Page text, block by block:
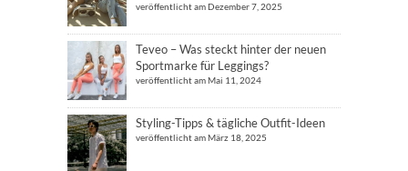
veröffentlicht am Dezember 7, 2025
Teveo – Was steckt hinter der neuen
Sportmarke für Leggings?
veröffentlicht am Mai 11, 2024
Styling-Tipps & tägliche Outfit-Ideen
veröffentlicht am März 18, 2025